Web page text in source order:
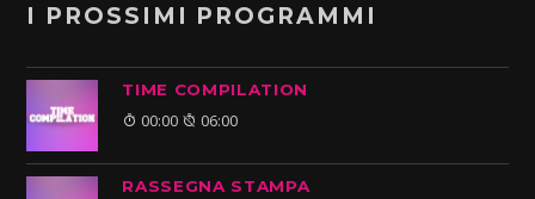
I PROSSIMI PROGRAMMI
TIME COMPILATION
00:00 06:00
RASSEGNA STAMPA